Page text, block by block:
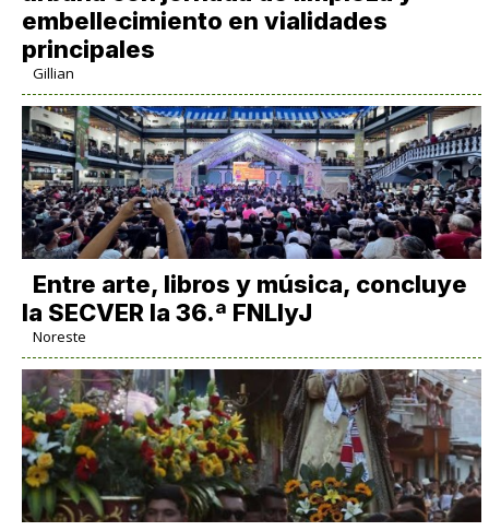
embellecimiento en vialidades
principales
Gillian
Entre arte, libros y música, concluye
la SECVER la 36.ª FNLIyJ
Noreste